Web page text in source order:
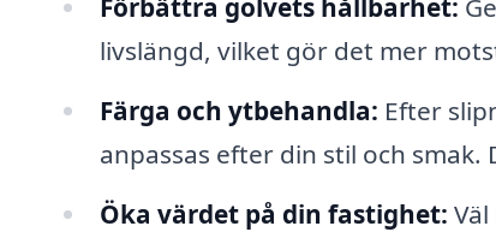
Förbättra golvets hållbarhet:
livslängd, vilket gör det mer
Färga och ytbehandla: Efter
anpassas efter din stil och
Öka värdet på din fastighet: